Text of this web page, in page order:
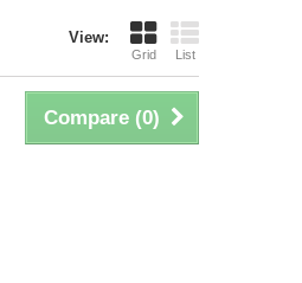
View:
Grid List
Compare (0)